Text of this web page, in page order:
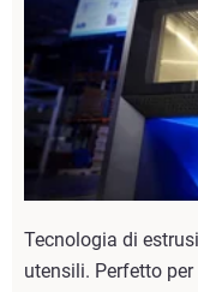
Tecnologia di
utensili. Perfetto